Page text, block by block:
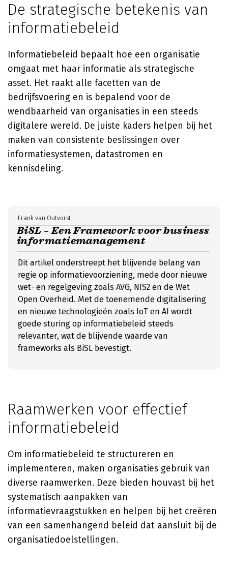
De strategische betekenis van
informatiebeleid
Informatiebeleid bepaalt hoe een organisatie
omgaat met haar informatie als strategische
asset. Het raakt alle facetten van de
bedrijfsvoering en is bepalend voor de
wendbaarheid van organisaties in een steeds
digitalere wereld. De juiste kaders helpen bij het
maken van consistente beslissingen over
informatiesystemen, datastromen en
kennisdeling.
BiSL – Een Framework voor business
informatiemanagement
Frank van Outvorst
Dit artikel onderstreept het blijvende belang van
regie op informatievoorziening, mede door nieuwe
wet- en regelgeving zoals AVG, NIS2 en de Wet
Open Overheid. Met de toenemende digitalisering
en nieuwe technologieën zoals IoT en AI wordt
goede sturing op informatiebeleid steeds
relevanter, wat de blijvende waarde van
frameworks als BiSL bevestigt.
Raamwerken voor effectief
informatiebeleid
Om informatiebeleid te structureren en
implementeren, maken organisaties gebruik van
diverse raamwerken. Deze bieden houvast bij het
systematisch aanpakken van
informatievraagstukken en helpen bij het creëren
van een samenhangend beleid dat aansluit bij de
organisatiedoelstellingen.